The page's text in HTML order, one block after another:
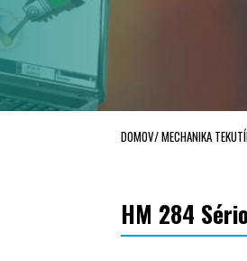
DOMOV/MECHANIKA
HM 284